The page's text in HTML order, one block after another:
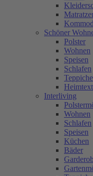
Schöner
Polster
Wohnen
Speisen
Schlafen
Teppiche
Interliving
Wohnen
Schlafen
Speisen
Küchen
Bäder